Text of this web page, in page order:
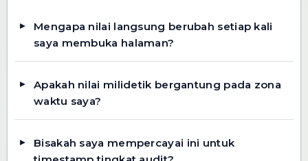
Mengapa nilai langsung berubah setiap kali
saya membuka halaman?
Apakah nilai milidetik bergantung pada zona
waktu saya?
Bisakah saya mempercayai ini untuk